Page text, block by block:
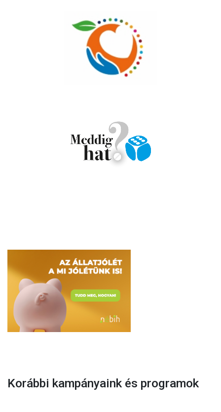
Korábbi kampányaink és programok